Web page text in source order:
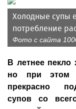
Холодные супы
потребление
Фото с сайта
В летнее пекло
но при этом
прекрасно
супов со